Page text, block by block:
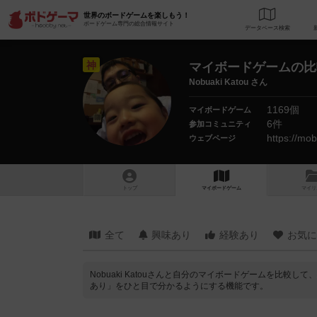
世界のボードゲームを楽しもう！
ボードゲーム専門の総合情報サイト
データベース
神 マイボードゲームの
Nobuaki Katou さん
マイボードゲーム 1169個
参加コミュニティ 6件
ウェブページ https://
トップ マイボードゲーム マイリ
全て 興味あり 経験あり お気
Nobuaki Katouさんと自分のマイボードゲームを比較して
あり」をひと目で分かるようにする機能です。